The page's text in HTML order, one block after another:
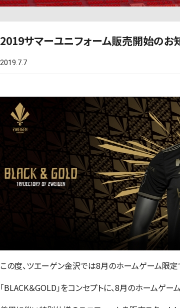
2019サマーユニフォーム販売開始のお
2019.7.7
この度、ツエーゲン金沢では8月のホームゲーム限
「BLACK＆GOLD」をコンセプトに、8月のホームゲ